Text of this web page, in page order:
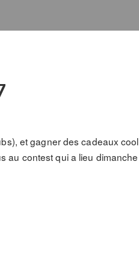
et gagner des cadeaux cool
au contest qui a lieu dimanche